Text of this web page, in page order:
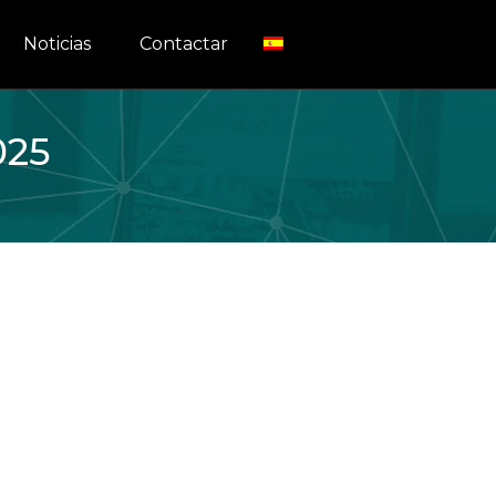
Noticias Contactar